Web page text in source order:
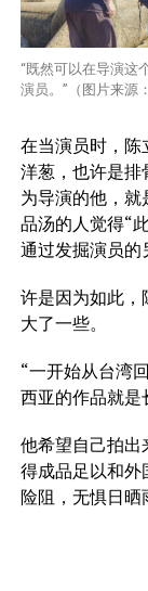
“既然可以在导演这
演员。”（图片来源
在当演员时，陈
洋葱，也许是
为导演的他，
品汤的人觉得“
通过发掘演员的
许是因为如此，
大了一些。
“一开始从台湾
西亚的作品就是
他希望自己拍
得成品足以和
险阻，无惧日晒